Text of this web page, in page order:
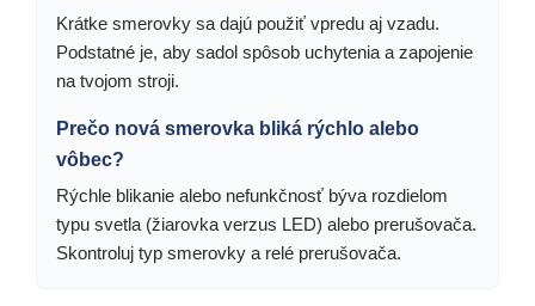
Krátke smerovky sa dajú použiť vpredu aj vzadu.
Podstatné je, aby sadol spôsob uchytenia a zapojenie
na tvojom stroji.
Prečo nová smerovka bliká rýchlo alebo
vôbec?
Rýchle blikanie alebo nefunkčnosť býva rozdielom
typu svetla (žiarovka verzus LED) alebo prerušovača.
Skontroluj typ smerovky a relé prerušovača.